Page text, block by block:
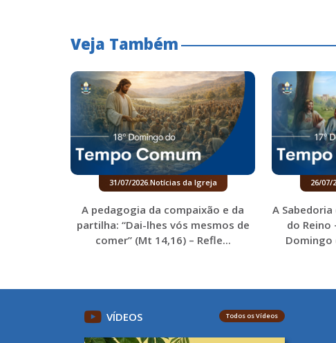
Veja Também
31/07/2026.Notícias da Igreja
A pedagogia da compaixão e da
partilha: “Dai-lhes vós mesmos de
comer” (Mt 14,16) – Refle...
26/07/
A
do Reino
Domingo
VÍDEOS Todos os Vídeos